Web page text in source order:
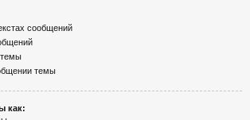
сообщений
темы
темы
как: